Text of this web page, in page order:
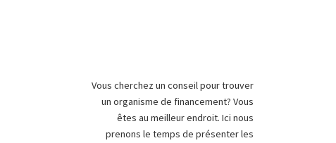
Vous cherchez un conseil pour trouver
un organisme de financement? Vous
êtes au meilleur endroit. Ici nous
prenons le temps de présenter les